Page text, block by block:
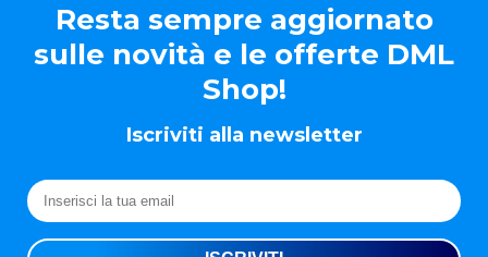
Resta sempre aggiornato
sulle novità e le offerte DML
Shop!
Iscriviti alla newsletter